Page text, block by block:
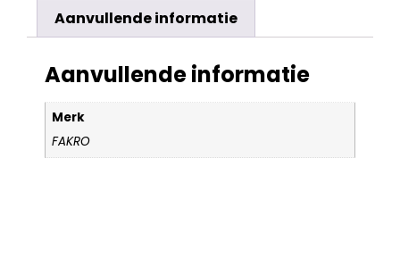
Aanvullende informatie
Aanvullende informatie
Merk
FAKRO